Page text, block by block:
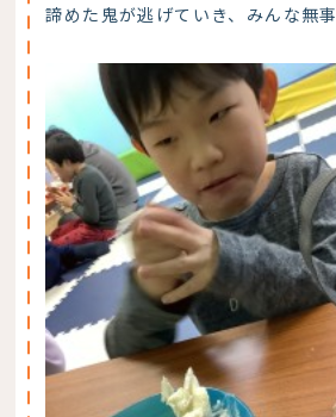
諦めた鬼が逃げていき、みんな無